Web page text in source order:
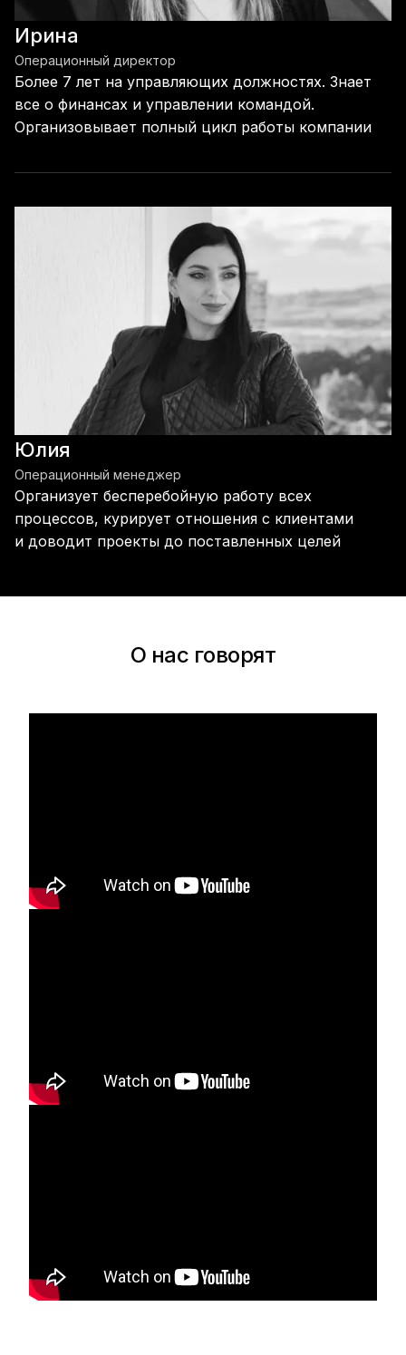
Ирина
Операционный директор
Более 7 лет на управляющих должностях. Знает
все о финансах и управлении командой.
Организовывает полный цикл работы компании
Юлия
Операционный менеджер
Организует бесперебойную работу всех
процессов, курирует отношения с клиентами
и доводит проекты до поставленных целей
О нас говорят